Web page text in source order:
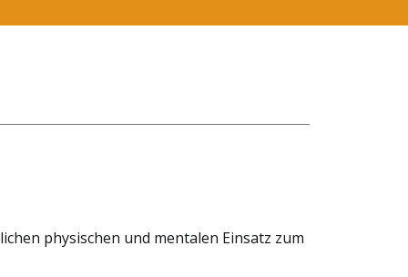
physischen und mentalen Einsatz zum